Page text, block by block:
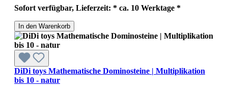
Sofort verfügbar, Lieferzeit: * ca. 10 Werktage *
In den Warenkorb
DiDi toys Mathematische Dominosteine | Multiplikation
bis 10 - natur